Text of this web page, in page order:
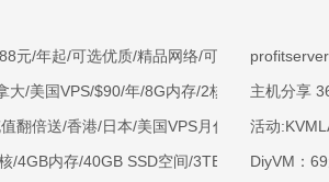
元/年起/可选优质/精品网络/可选100M不限流
大/美国VPS/$90/年/8G内存/2核/80gNVMe/4T
翻倍送/香港/日本/美国VPS月付9.5折年付8折
/4GB内存/40GB SSD空间/3TB流量/
主机分享
活动
DiyVM：